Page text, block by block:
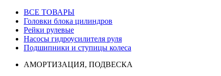
ВСЕ ТОВАРЫ
Головки блока цилиндров
Рейки рулевые
Насосы гидроусилителя руля
Подшипники и ступицы колеса
АМОРТИЗАЦИЯ, ПОДВЕСКА